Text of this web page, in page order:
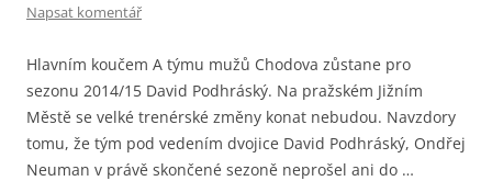
Napsat komentář
Hlavním koučem A týmu mužů Chodova zůstane pro
sezonu 2014/15 David Podhráský. Na pražském Jižním
Městě se velké trenérské změny konat nebudou. Navzdory
tomu, že tým pod vedením dvojice David Podhráský, Ondřej
Neuman v právě skončené sezoně neprošel ani do …